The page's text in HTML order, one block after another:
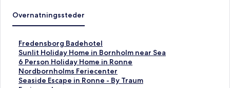
Overnatningssteder
Fredensborg Badehotel
L
i
n
k
å
Sunlit Holiday Home in Bornholm near Sea
L
i
n
k
6 Person Holiday Home in Ronne
L
i
n
Nordbornholms Feriecenter
L
iSeaside Escape in Ronne - By Traum
L